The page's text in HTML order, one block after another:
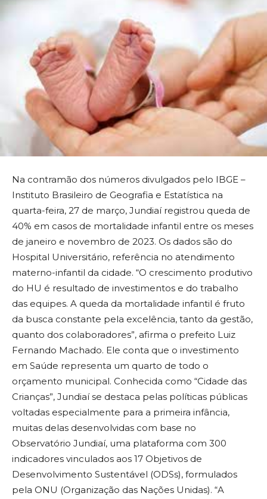
Na contramão dos números divulgados pelo IBGE –
Instituto Brasileiro de Geografia e Estatística na
quarta-feira, 27 de março, Jundiaí registrou queda de
40% em casos de mortalidade infantil entre os meses
de janeiro e novembro de 2023. Os dados são do
Hospital Universitário, referência no atendimento
materno-infantil da cidade. “O crescimento produtivo
do HU é resultado de investimentos e do trabalho
das equipes. A queda da mortalidade infantil é fruto
da busca constante pela excelência, tanto da gestão,
quanto dos colaboradores”, afirma o prefeito Luiz
Fernando Machado. Ele conta que o investimento
em Saúde representa um quarto de todo o
orçamento municipal. Conhecida como “Cidade das
Crianças”, Jundiaí se destaca pelas políticas públicas
voltadas especialmente para a primeira infância,
muitas delas desenvolvidas com base no
Observatório Jundiaí, uma plataforma com 300
indicadores vinculados aos 17 Objetivos de
Desenvolvimento Sustentável (ODSs), formulados
pela ONU (Organização das Nações Unidas). “A